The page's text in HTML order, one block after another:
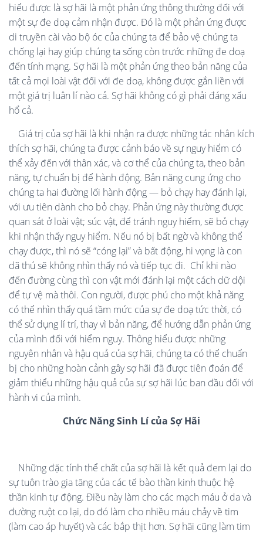
hiểu được là sợ hãi là một phản ứng thông thường đối với
một sự đe doạ cảm nhận được. Đó là một phản ứng được
di truyền cài vào bộ óc của chúng ta để bảo vệ chúng ta
chống lại hay giúp chúng ta sống còn trước những đe doạ
đến tính mạng. Sợ hãi là một phản ứng theo bản năng của
tất cả mọi loài vật đối với đe doạ, không được gắn liền với
một giá trị luân lí nào cả. Sợ hãi không có gì phải đáng xấu
hổ cả.
Giá trị của sợ hãi là khi nhận ra được những tác nhân kích
thích sợ hãi, chúng ta được cảnh báo về sự nguy hiểm có
thể xảy đến với thân xác, và cơ thể của chúng ta, theo bản
năng, tự chuẩn bị để hành động. Bản năng cung ứng cho
chúng ta hai đường lối hành động — bỏ chạy hay đánh lại,
với ưu tiên dành cho bỏ chạy. Phản ứng này thường được
quan sát ở loài vật; súc vật, để tránh nguy hiểm, sẽ bỏ chạy
khi nhận thấy nguy hiểm. Nếu nó bị bất ngờ và không thể
chạy được, thì nó sẽ “cóng lại” và bất động, hi vọng là con
dã thú sẽ không nhìn thấy nó và tiếp tục đi. Chỉ khi nào
đến đường cùng thì con vật mới đánh lại một cách dữ dội
để tự vệ mà thôi. Con người, được phú cho một khả năng
có thể nhìn thấy quá tầm mức của sự đe doạ tức thời, có
thể sử dụng lí trí, thay vì bản năng, để hướng dẫn phản ứng
của mình đối với hiểm nguy. Thông hiểu được những
nguyên nhân và hậu quả của sợ hãi, chúng ta có thể chuẩn
bị cho những hoàn cảnh gây sợ hãi đã được tiên đoán để
giảm thiểu những hậu quả của sự sợ hãi lúc ban đầu đối với
hành vi của mình.
Chức Năng Sinh Lí của Sợ Hãi
Những đặc tính thể chất của sợ hãi là kết quả đem lại do
sự tuôn trào gia tăng của các tế bào thần kinh thuộc hệ
thần kinh tự động. Điều này làm cho các mạch máu ở da và
đường ruột co lại, do đó làm cho nhiều máu chảy về tim
(làm cao áp huyết) và các bắp thịt hơn. Sợ hãi cũng làm tim